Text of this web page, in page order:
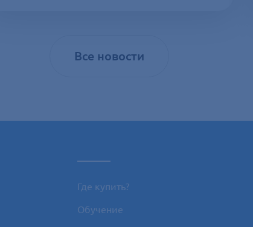
Все новости
Где купить?
Обучение